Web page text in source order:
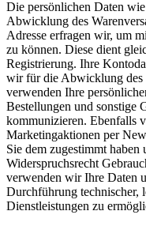
Die persönlichen Daten
Abwicklung des
Adresse erfragen wir, um
zu können. Diese dient
Registrierung. Ihre
wir für die Abwicklung des
verwenden Ihre
Bestellungen und sonstige
kommunizieren. Ebenfalls
Marketingaktionen per
Sie dem zugestimmt
Widerspruchsrecht
verwenden wir Ihre Daten
Durchführung technischer,
Dienstleistungen zu